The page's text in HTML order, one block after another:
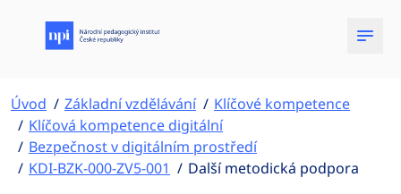
Úvod Základní vzdělávání
Klíčové kompetence
Klíčová kompetence digitální
Bezpečnost v digitálním prostředí
KDI-BZK-000-ZV5-001
Další metodická podpora